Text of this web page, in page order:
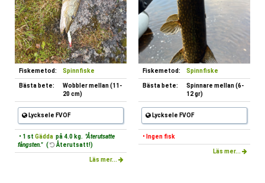
Fiskemetod: Spinnfiske
Bästa bete:
Wobbler mellan (11-
20 cm)
Lycksele FVOF
• 1 st Gädda på 4.0 kg. "Återutsatte
fångsten." ( Återutsatt!)
Läs mer...
Fiskemetod: Spinnfiske
Bästa bete:
Spinnare mellan (6-
12 gr)
Lycksele FVOF
• Ingen fisk
Läs mer...